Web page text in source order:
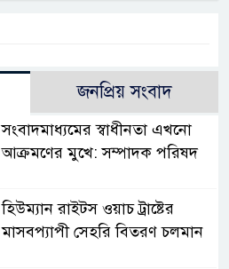
জনপ্রিয় সংবাদ
সংবাদমাধ্যমের স্বাধীনতা এখনো
আক্রমণের মুখে: সম্পাদক পরিষদ
হিউম্যান রাইটস ওয়াচ ট্রাষ্টের
মাসবপ্যাপী সেহরি বিতরণ চলমান